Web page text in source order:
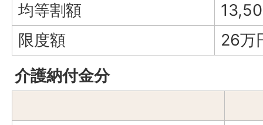
均等割額
限度額
26万
介護納付金分